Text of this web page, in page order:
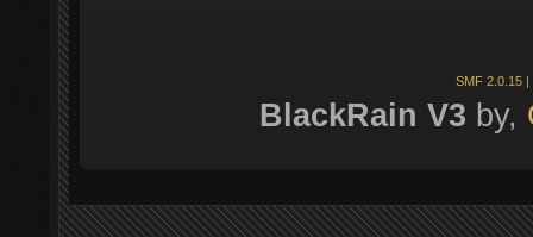
SMF 2.0.15 |
BlackRain V3 by,